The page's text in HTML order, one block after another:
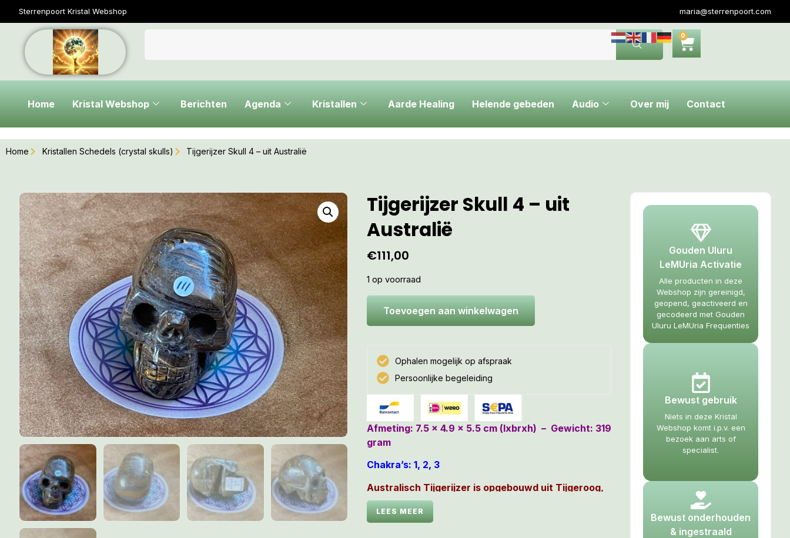
Sterrenpoort Kristal Webshop maria@sterrenpoort.com
0
Home Kristal Webshop Berichten Agenda Kristallen Aarde Healing Helende gebeden Audio Over mij Contact
Home Kristallen Schedels (crystal skulls) Tijgerijzer Skull 4 – uit Australië
Tijgerijzer Skull 4 – uit
Australië
€111,00
1 op voorraad
Toevoegen aan winkelwagen
Ophalen mogelijk op afspraak
Persoonlijke begeleiding
Afmeting: 7.5 x 4.9 x 5.5 cm (lxbrxh) – Gewicht: 319
gram
Chakra’s: 1, 2, 3
Australisch Tijgerijzer is opgebouwd uit Tijgeroog,
Jaspis en Hematiet.
Het is een échte LeMUria Tijger van een skull, welke
LEES MEER
Gouden Uluru
LeMUria Activatie
Alle producten in deze
Webshop zijn gereinigd,
geopend, geactiveerd en
gecodeerd met Gouden
Uluru LeMUria Frequenties
Bewust gebruik
Niets in deze Kristal
Webshop komt i.p.v. een
bezoek aan arts of
specialist.
Bewust onderhouden
& ingestraald